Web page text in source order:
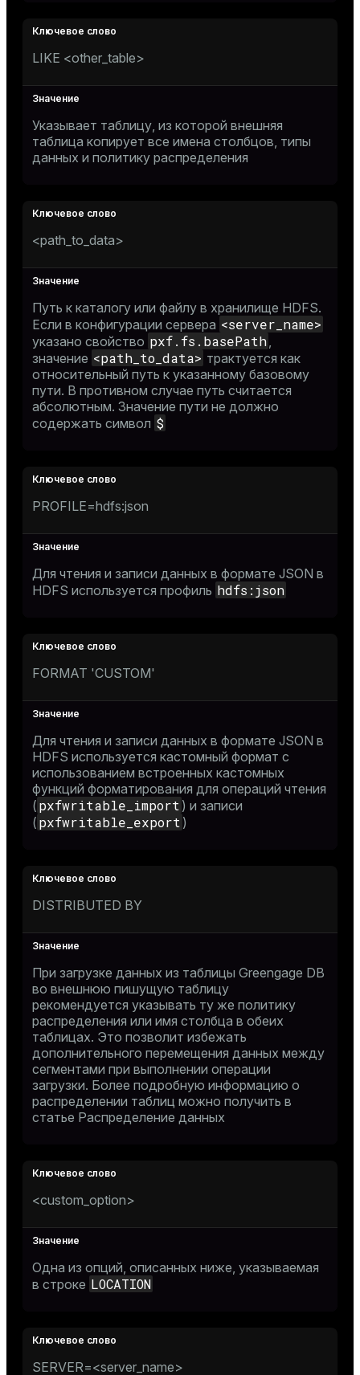
LIKE <other_table>
Указывает таблицу, из которой внешняя
таблица копирует все имена столбцов, типы
данных и политику распределения
<path_to_data>
Путь к каталогу или файлу в хранилище HDFS.
Если в конфигурации сервера <server_name>
указано свойство pxf.fs.basePath
значение <path_to_data> трактуется как
относительный путь к указанному базовому
пути. В противном случае путь считается
абсолютным. Значение пути не должно
содержать символ $
PROFILE=hdfs:json
Для чтения и записи данных в формате JSON в
HDFS используется профиль hdfs:json
FORMAT 'CUSTOM'
Для чтения и записи данных в формате JSON в
HDFS используется кастомный формат с
использованием встроенных кастомных
функций форматирования для операций чтения
( pxfwritable_import ) и записи
( pxfwritable_export )
DISTRIBUTED BY
При загрузке данных из таблицы Greengage DB
во внешнюю пишущую таблицу
рекомендуется указывать ту же политику
распределения или имя столбца в обеих
таблицах. Это позволит избежать
дополнительного перемещения данных между
сегментами при выполнении операции
загрузки. Более подробную информацию о
распределении таблиц можно получить в
статье Распределение данных
<custom_option>
Одна из опций, описанных ниже, указываемая
в строке LOCATION
SERVER=<server_name>